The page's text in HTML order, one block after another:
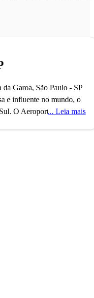
Garoa, São Paulo - SP
e influente no mundo, o
O Aeroporto de
de Arte e a São Paulo
e visitantes se
cidade nunca dorme, e
do que suficiente
de ônibus pela Buser
de relaxamento, com
detalhe. Além disso, o
Leia mais